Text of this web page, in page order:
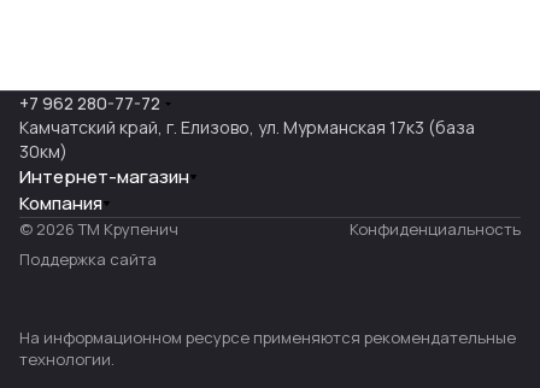
+7 962 280-77-72
Камчатский край, г. Елизово, ул. Мурманская 17к3 (база
30км)
Интернет-магазин
Компания
© 2026 ТМ Крупенич
Конфиденциальность
Поддержка сайта
На информационном ресурсе применяются рекомендательные
технологии.